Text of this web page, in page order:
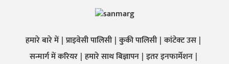
हमारे बारे में प्राइवेसी पालिसी कुकी पालिसी कांटेक्ट उस
सन्मार्ग में करियर हमारे साथ बिज्ञापन इतर इनफार्मेशन